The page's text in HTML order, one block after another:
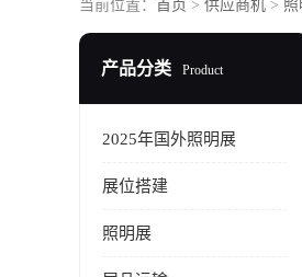
当前位置： 首页 > 供应商机 >
产品分类 Product
2025年国外照明展
展位搭建
照明展